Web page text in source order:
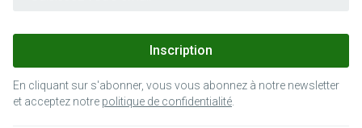
Inscription
En cliquant sur s'abonner, vous vous abonnez à notre newsletter
et acceptez notre politique de confidentialité